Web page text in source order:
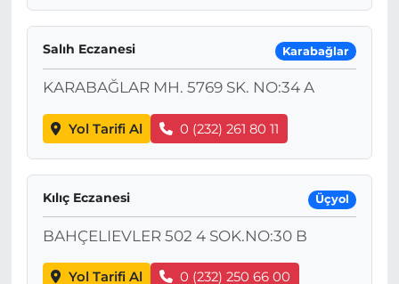
Salıh Eczanesi Karabağlar
KARABAĞLAR MH. 5769 SK. NO:34 A
Yol Tarifi Al 0 (232) 261 80 11
Kılıç Eczanesi Üçyol
BAHÇELIEVLER 502 4 SOK.NO:30 B
Yol Tarifi Al 0 (232) 250 66 00